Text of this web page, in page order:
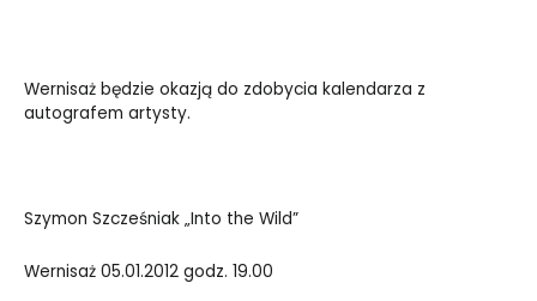
Wernisaż będzie okazją do zdobycia kalendarza z
autografem artysty.
Szymon Szcześniak „Into the Wild”
Wernisaż 05.01.2012 godz. 19.00